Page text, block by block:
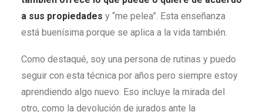
a sus propiedades y “me pelea”. Esta enseñanza
está buenísima porque se aplica a la vida también.
Como destaqué, soy una persona de rutinas y puedo
seguir con esta técnica por años pero siempre estoy
aprendiendo algo nuevo. Eso incluye la mirada del
otro, como la devolución de jurados ante la